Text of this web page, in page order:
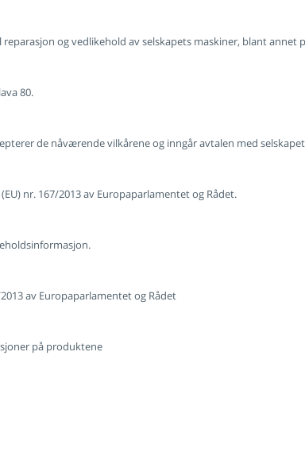
og vedlikehold av selskapets maskiner, blant annet
80.
de nåværende vilkårene og inngår avtalen med selskapet
nr. 167/2013 av Europaparlamentet og Rådet.
av Europaparlamentet og Rådet
på produktene